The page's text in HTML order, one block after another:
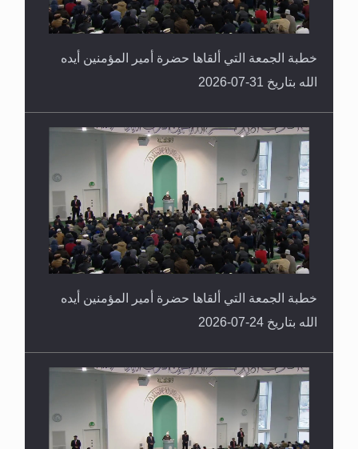
خطبة الجمعة التي ألقاها حضرة أمير المؤمنين أيده
الله بتاريخ 31-07-2026
خطبة الجمعة التي ألقاها حضرة أمير المؤمنين أيده
الله بتاريخ 24-07-2026